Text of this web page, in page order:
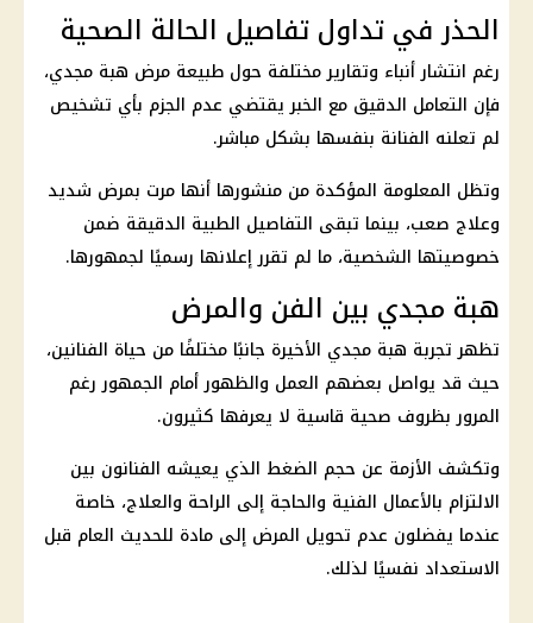
الحذر في تداول تفاصيل الحالة الصحية
رغم انتشار أنباء وتقارير مختلفة حول طبيعة مرض هبة مجدي،
فإن التعامل الدقيق مع الخبر يقتضي عدم الجزم بأي تشخيص
لم تعلنه الفنانة بنفسها بشكل مباشر.
وتظل المعلومة المؤكدة من منشورها أنها مرت بمرض شديد
وعلاج صعب، بينما تبقى التفاصيل الطبية الدقيقة ضمن
خصوصيتها الشخصية، ما لم تقرر إعلانها رسميًا لجمهورها.
هبة مجدي بين الفن والمرض
تظهر تجربة هبة مجدي الأخيرة جانبًا مختلفًا من حياة الفنانين،
حيث قد يواصل بعضهم العمل والظهور أمام الجمهور رغم
المرور بظروف صحية قاسية لا يعرفها كثيرون.
وتكشف الأزمة عن حجم الضغط الذي يعيشه الفنانون بين
الالتزام بالأعمال الفنية والحاجة إلى الراحة والعلاج، خاصة
عندما يفضلون عدم تحويل المرض إلى مادة للحديث العام قبل
الاستعداد نفسيًا لذلك.